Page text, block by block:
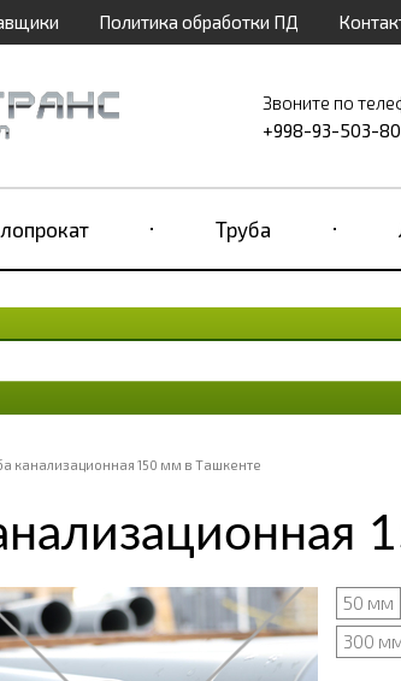
Политика обработки ПД
Звоните по
+998-93-503-
Труба
канализационная 150 мм в Ташкенте
50 мм
300